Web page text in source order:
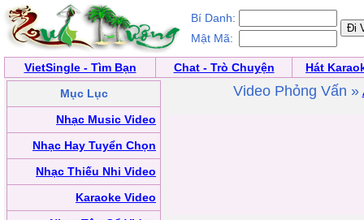
Bí Danh:
Mật Mã:
VietSingle - Tìm Bạn Chat - Trò Chuyện
Hát
Mục Lục
Nhạc Music Video
Nhạc Hay Tuyển Chọn
Nhạc Thiếu Nhi Video
Karaoke Video
Video Phỏng Vấn »